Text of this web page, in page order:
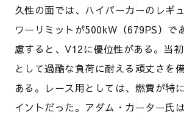
久性の面では、ハイパーカーのレギ
ワーリミットが500kW（679PS）で
慮すると、V12に優位性がある。当
として過酷な負荷に耐える頑丈さを
ある。レース用としては、燃費が特
イントだった。アダム・カーター氏